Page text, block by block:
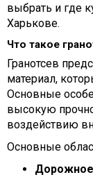
выбрать и где
Харькове.
Что такое
Гранотсев
материал,
Основные
высокую
воздействию
Основные
Дорожное